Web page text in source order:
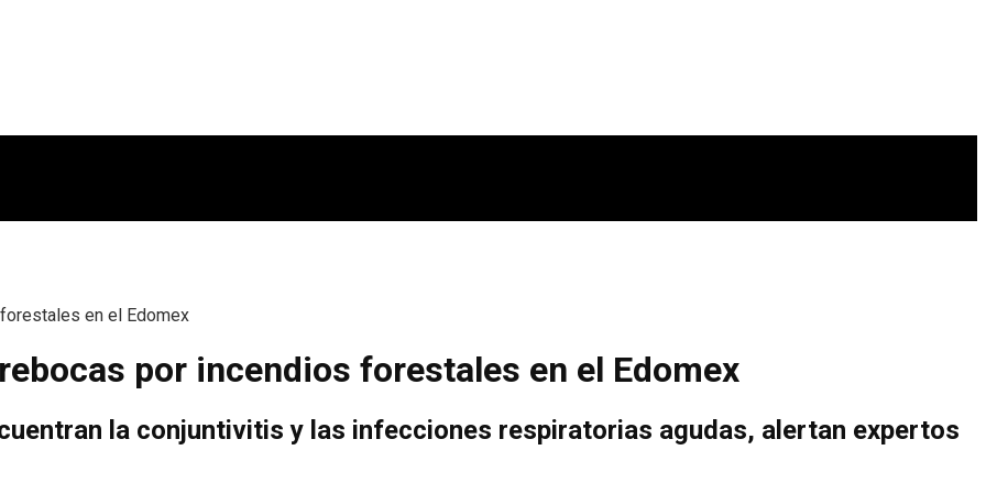
en el Edomex
por incendios forestales en el Edomex
la conjuntivitis y las infecciones respiratorias agudas, alertan expertos